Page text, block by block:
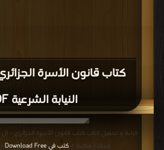
كتاب قانون الأسرة
النيابة الشرعية PDF
مجانا | مكتبة >كتب في Download Free